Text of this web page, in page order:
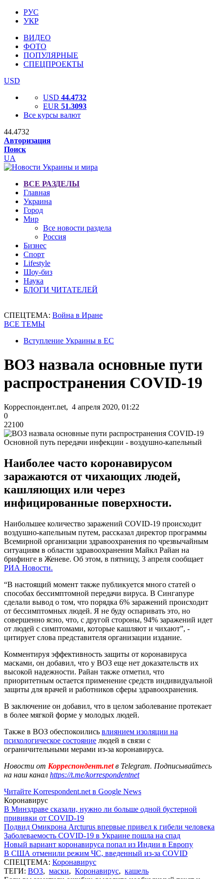
РУС
УКР
ВИДЕО
ФОТО
ПОПУЛЯРНЫЕ
СПЕЦПРОЕКТЫ
USD
USD 44.4732
EUR 51.3093
Все курсы валют
44.4732
Авторизация
Поиск
UA
ВСЕ РАЗДЕЛЫ
Главная
Украина
Город
Мир
Все новости раздела
Россия
Бизнес
Спорт
Lifestyle
Шоу-биз
Наука
БЛОГИ ЧИТАТЕЛЕЙ
СПЕЦТЕМА: Война в Иране
ВСЕ ТЕМЫ
Вступление Украины в ЕС
ВОЗ назвала основные пути
распространения COVID-19
Корреспондент.net, 4 апреля 2020, 01:22
0
22100
Основной путь передачи инфекции - воздушно-капельный
Наиболее часто коронавирусом
заражаются от чихающих людей,
кашляющих или через
инфицированные поверхности.
Наибольшее количество заражений COVID-19 происходит
воздушно-капельным путем, рассказал директор программы
Всемирной организации здравоохранения по чрезвычайным
ситуациям в области здравоохранения Майкл Райан на
брифинге в Женеве. Об этом, в пятницу, 3 апреля сообщает
РИА Новости.
“В настоящий момент также публикуется много статей о
способах бессимптомной передачи вируса. В Сингапуре
сделали вывод о том, что порядка 6% заражений происходит
от бессимптомных людей. Я не буду оспаривать это, но
совершенно ясно, что, с другой стороны, 94% заражений идет
от людей с симптомами, которые кашляют и чихают”, -
цитирует слова представителя организации издание.
Комментируя эффективность защиты от коронавируса
масками, он добавил, что у ВОЗ еще нет доказательств их
высокой надежности. Райан также отметил, что
приоритетным остается применение средств индивидуальной
защиты для врачей и работников сферы здравоохранения.
В заключение он добавил, что в целом заболевание протекает
в более мягкой форме у молодых людей.
Также в ВОЗ обеспокоились влиянием изоляции на
психологическое состояние людей в связи с
ограничительными мерами из-за коронавируса.
Новости от Корреспондент.netв Telegram. Подписывайтесь
на наш канал https://t.me/korrespondentnet
Читайте Korrespondent.net в Google News
Коронавирус
В Минздраве сказали, нужно ли больше одной бустерной
прививки от COVID-19
Подвид Омикрона Arcturus впервые привел к гибели человека
Заболеваемость COVID-19 в Украине пошла на спад
Новый вариант коронавируса попал из Индии в Европу
В США отменили режим ЧС, введенный из-за COVID
СПЕЦТЕМА: Коронавирус
ТЕГИ: ВОЗ, маски, Коронавирус, кашель